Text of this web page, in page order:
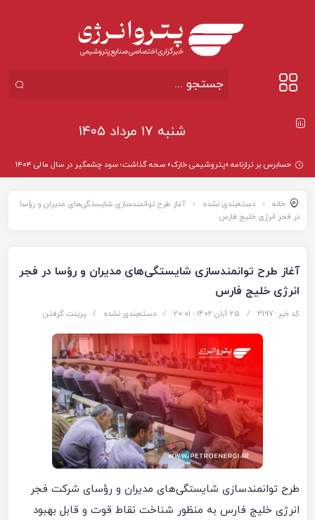
شنبه ۱۷ مرداد ۱۴۰۵
حسابرس بر ترازنامه «پتروشیمی خارک» صحه گذاشت؛ سود چشمگیر در سال مالی ۱۴۰۴
خانه دسته‌بندی نشده
آغاز طرح توانمندسازی شایستگی‌های مدیران و رؤسا
در فجر انرژی خلیج فارس
آغاز طرح توانمندسازی شایستگی‌های مدیران و رؤسا در فجر
انرژی خلیج فارس
کد خبر: 3197 / 25 آبان 1402 - ۲۰:۰۱ / دسته‌بندی نشده / پرینت گرفتن
طرح توانمندسازی شایستگی‌های مدیران و رؤسای شرکت فجر
انرژی خلیج فارس به منظور شناخت نقاط قوت و قابل بهبود